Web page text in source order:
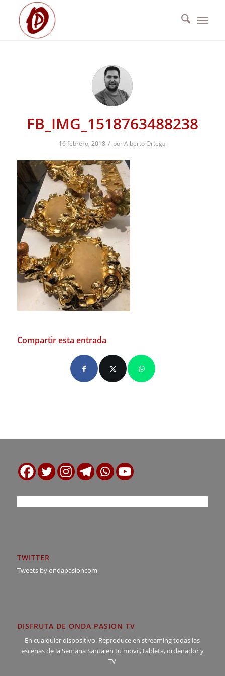
FB_IMG_1518763488238
16 febrero, 2018 / porAlberto Ortega
Compartir esta entrada
TWITTER
Tweets by ondapasioncom
DISFRUTA DE ONDA PASION TV
En cualquier dispositivo. Reproduce en streaming todas las
escenas de la Semana Santa en tu movil, tableta, ordenador y
TV